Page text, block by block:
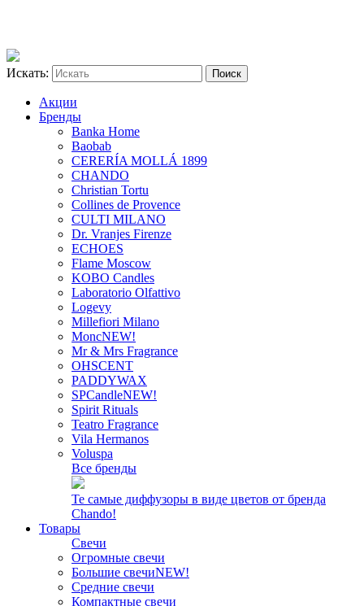
Искать:
Акции
Бренды
Banka Home
Baobab
CERERÍA MOLLÁ 1899
CHANDO
Christian Tortu
Collines de Provence
CULTI MILANO
Dr. Vranjes Firenze
ECHOES
Flame Moscow
KOBO Candles
Laboratorio Olfattivo
Logevy
Millefiori Milano
MoncNEW!
Mr & Mrs Fragrance
OHSCENT
PADDYWAX
SPCandleNEW!
Spirit Rituals
Teatro Fragrance
Vila Hermanos
Voluspa
Все бренды
Те самые диффузоры в виде цветов от бренда
Chando!
Товары
Свечи
Огромные свечи
Большие свечиNEW!
Средние свечи
Компактные свечи